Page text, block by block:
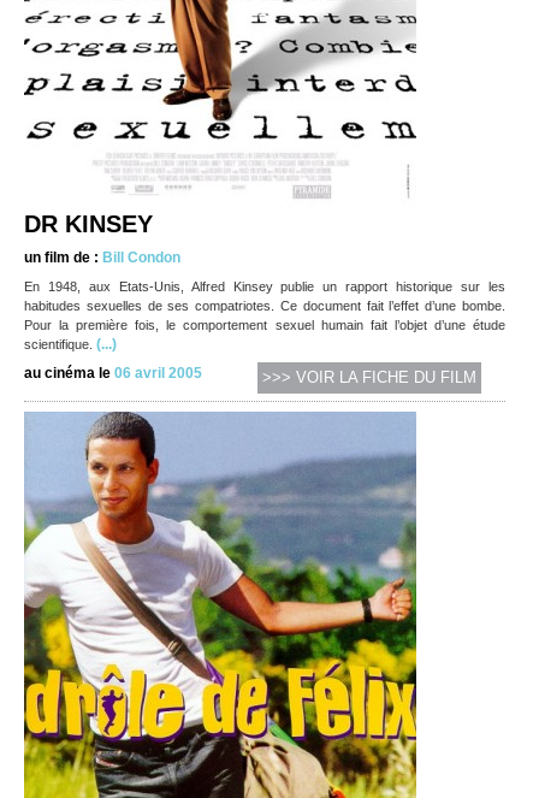
DR KINSEY
un film de : Bill Condon
En 1948, aux Etats-Unis, Alfred Kinsey publie un rapport historique sur les
habitudes sexuelles de ses compatriotes. Ce document fait l’effet d’une bombe.
Pour la première fois, le comportement sexuel humain fait l’objet d’une étude
scientifique. (...)
au cinéma le 06 avril 2005 >>> VOIR LA FICHE DU FILM